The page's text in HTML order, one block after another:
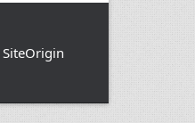
SiteOrigin